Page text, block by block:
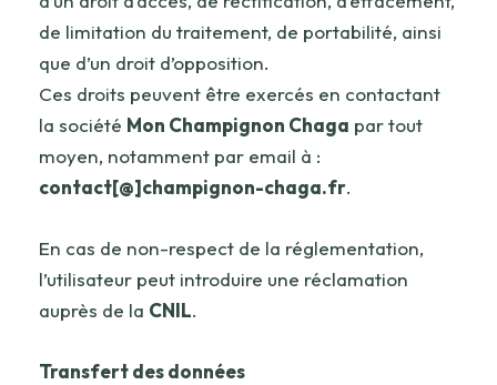
de limitation du traitement, de portabilité, ainsi
que d’un droit d’opposition.
Ces droits peuvent être exercés en contactant
la société Mon Champignon Chaga par tout
moyen, notamment par email à :
contact[@]champignon-chaga.fr.
En cas de non-respect de la réglementation,
l’utilisateur peut introduire une réclamation
auprès de la CNIL.
Transfert des données